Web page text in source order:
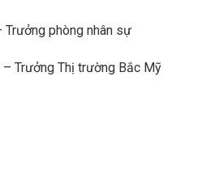
phòng nhân sự
Trưởng Thị trường Bắc Mỹ